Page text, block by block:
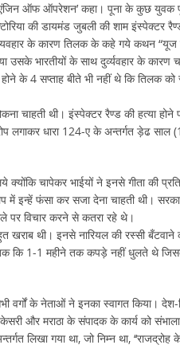
ऑफ ऑपरेशन’ कहा। पूना के कुछ युवक
की डायमंड जुबली की शाम इंस्पेक्टर
के कारण तिलक के कहे गये कथन
उसके भारतीयों के साथ दुर्व्यवहार के
के 4 सप्ताह बीते भी नहीं थे कि तिलक
चाहती थी। इंस्पेक्टर रैण्ड की हत्या होने
लगाकर धारा 124-ए के अन्तर्गत ड़ेढ साल
चापेकर भाईयों ने इनसे गीता की
इन्हें फंसा कर सजा देना चाहती थी।
पर विचार करने से कतरा रहे थे।
थी। इनसे नारियल की रस्सी बँटवाने
तक कि 1-1 महीने तक कपड़े नहीं धुलते थे
वर्गों के नेताओं ने इनका स्वागत किया।
और मराठा के संपादक के कार्य को
लिखा गया था, जो निम्न था,